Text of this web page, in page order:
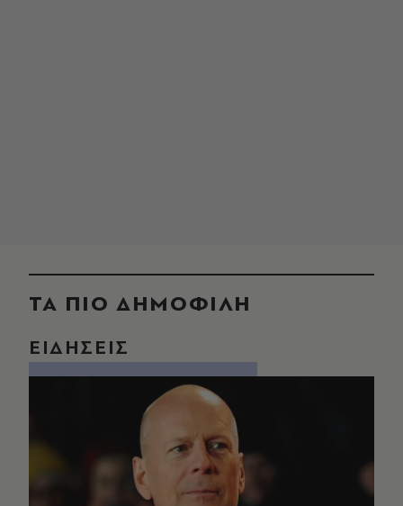
ΤΑ ΠΙΟ ΔΗΜΟΦΙΛΗ
ΕΙΔΗΣΕΙΣ